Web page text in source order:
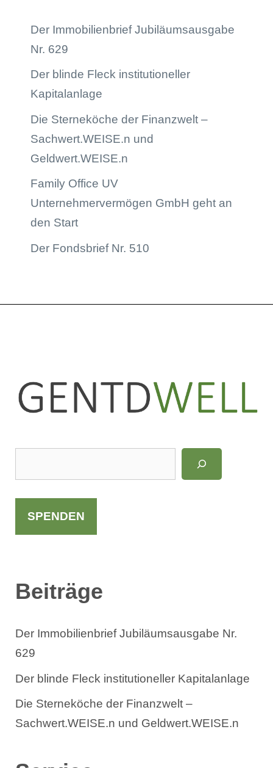
Der Immobilienbrief Jubiläumsausgabe
Nr. 629
Der blinde Fleck institutioneller
Kapitalanlage
Die Sterneköche der Finanzwelt –
Sachwert.WEISE.n und
Geldwert.WEISE.n
Family Office UV
Unternehmervermögen GmbH geht an
den Start
Der Fondsbrief Nr. 510
u
c
e
SPENDEN
Beiträge
Der Immobilienbrief Jubiläumsausgabe Nr.
629
Der blinde Fleck institutioneller Kapitalanlage
Die Sterneköche der Finanzwelt –
Sachwert.WEISE.n und Geldwert.WEISE.n